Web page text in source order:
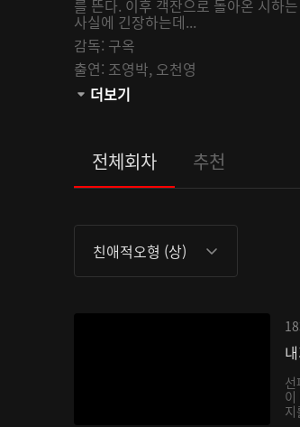
를 뜬다. 이후 객잔으로 돌아온 시하
사실에 긴장하는데...
감독: 구옥
출연: 조영박, 오천영
관람등급:
더보기
전체회차 추천
친애적오형 (상)